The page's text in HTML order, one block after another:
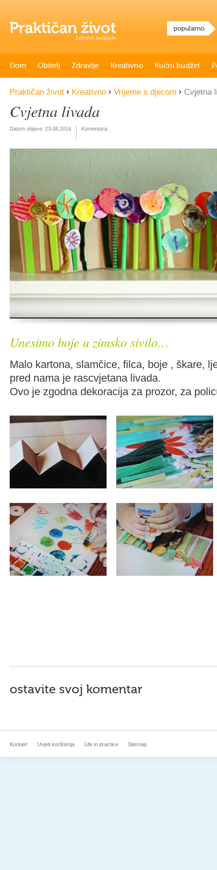
Lifestyle magazin
popularno
Dom Obitelj Zdravlje Kreativno Kućni budžet
Praktičan život › Kreativno › Vrijeme s djecom › Cvjetna
Cvjetna livada
Datum objave: 23.08.2016 Komentara:
Unesimo boje u zimsko sivilo…
Malo kartona, slamčice, filca, boje , škare,
pred nama je rascvjetana livada.
Ovo je zgodna dekoracija za prozor, za
ostavite svoj komentar
Kontakt Uvjeti korištenja Life in practice Sitemap